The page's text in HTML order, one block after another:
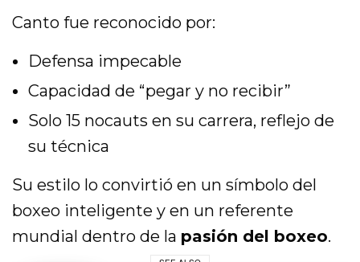
Canto fue reconocido por:
Defensa impecable
Capacidad de “pegar y no recibir”
Solo 15 nocauts en su carrera, reflejo de
su técnica
Su estilo lo convirtió en un símbolo del
boxeo inteligente y en un referente
mundial dentro de la pasión del boxeo.